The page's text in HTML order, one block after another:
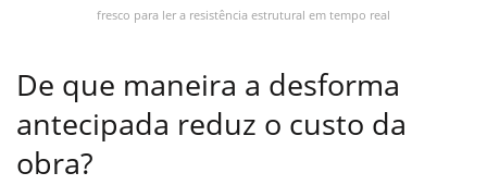
fresco para ler a resistência estrutural em tempo real
De que maneira a desforma
antecipada reduz o custo da
obra?